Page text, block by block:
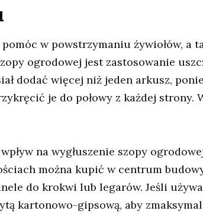
w powstrzymaniu żywiołów, a
ogrodowej jest zastosowanie
dodać więcej niż jeden arkusz,
je do połowy z każdej strony.
na wygłuszenie szopy
można kupić w centrum
do krokwi lub legarów. Jeśli
kartonowo-gipsową, aby